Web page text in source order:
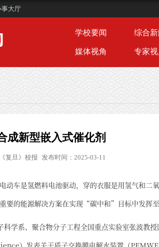
事大厅
学校要闻 综合新
媒体视角 专家
成新型嵌入式催化剂
《复旦》校报 发布时间：2025-03-11
动车是氢燃料电池驱动，穿的衣服是用氢气和二
要的能源解决方案在实现“碳中和”目标中发挥至
科学系、聚合物分子工程全国重点实验室张波教
）发表关于质子交换膜电解水装置（